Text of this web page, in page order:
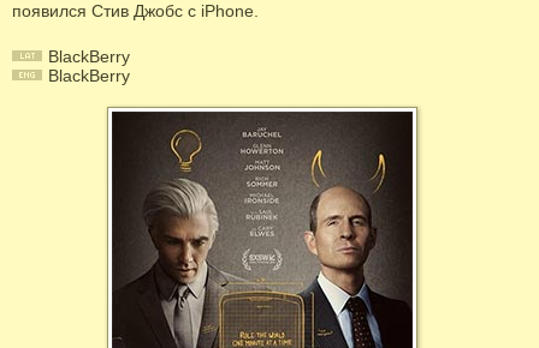
появился Стив Джобс с iPhone.
BlackBerry
BlackBerry